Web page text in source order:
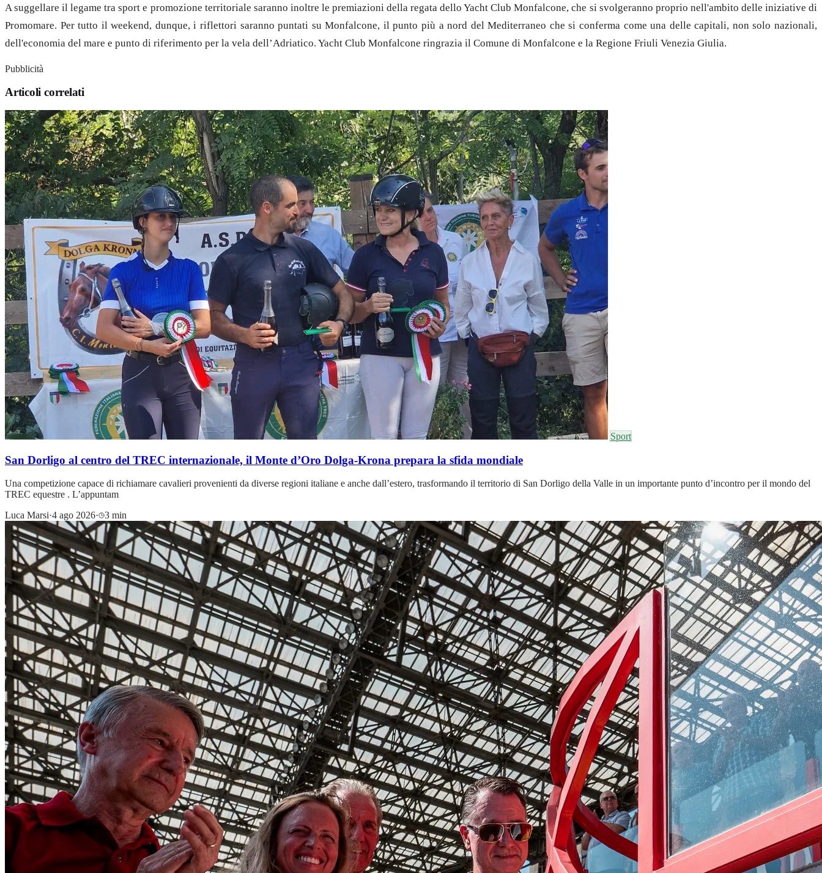
A suggellare il legame tra sport e promozione territoriale saranno inoltre le premiazioni della regata dello Yacht Club Monfalcone, che si svolgeranno proprio nell'ambito delle iniziative di
Promomare. Per tutto il weekend, dunque, i riflettori saranno puntati su Monfalcone, il punto più a nord del Mediterraneo che si conferma come una delle capitali, non solo nazionali,
dell'economia del mare e punto di riferimento per la vela dell’Adriatico. Yacht Club Monfalcone ringrazia il Comune di Monfalcone e la Regione Friuli Venezia Giulia.
Pubblicità
Articoli correlati
Sport
San Dorligo al centro del TREC internazionale, il Monte d’Oro Dolga-Krona prepara la sfida mondiale
Una competizione capace di richiamare cavalieri provenienti da diverse regioni italiane e anche dall’estero, trasformando il territorio di San Dorligo della Valle in un importante punto d’incontro per il mondo del
TREC equestre . L’appuntam
Luca Marsi·4 ago 2026· 3 min